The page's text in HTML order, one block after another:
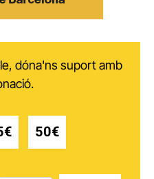
dóna'ns suport amb
50€